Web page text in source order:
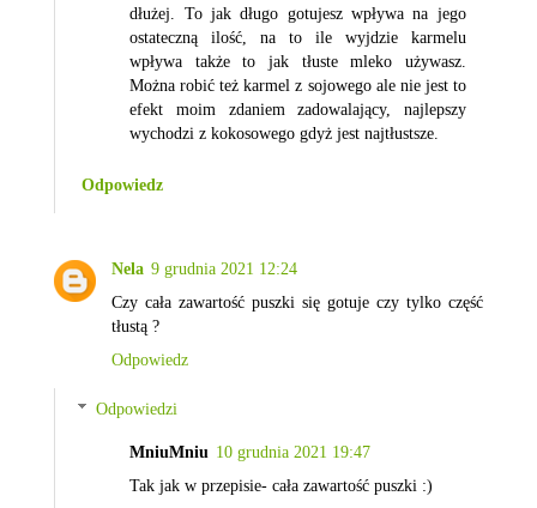
dłużej. To jak długo gotujesz wpływa na jego
ostateczną ilość, na to ile wyjdzie karmelu
wpływa także to jak tłuste mleko używasz.
Można robić też karmel z sojowego ale nie jest to
efekt moim zdaniem zadowalający, najlepszy
wychodzi z kokosowego gdyż jest najtłustsze.
Odpowiedz
Nela 9 grudnia 2021 12:24
Czy cała zawartość puszki się gotuje czy tylko część
tłustą ?
Odpowiedz
Odpowiedzi
MniuMniu 10 grudnia 2021 19:47
Tak jak w przepisie- cała zawartość puszki :)